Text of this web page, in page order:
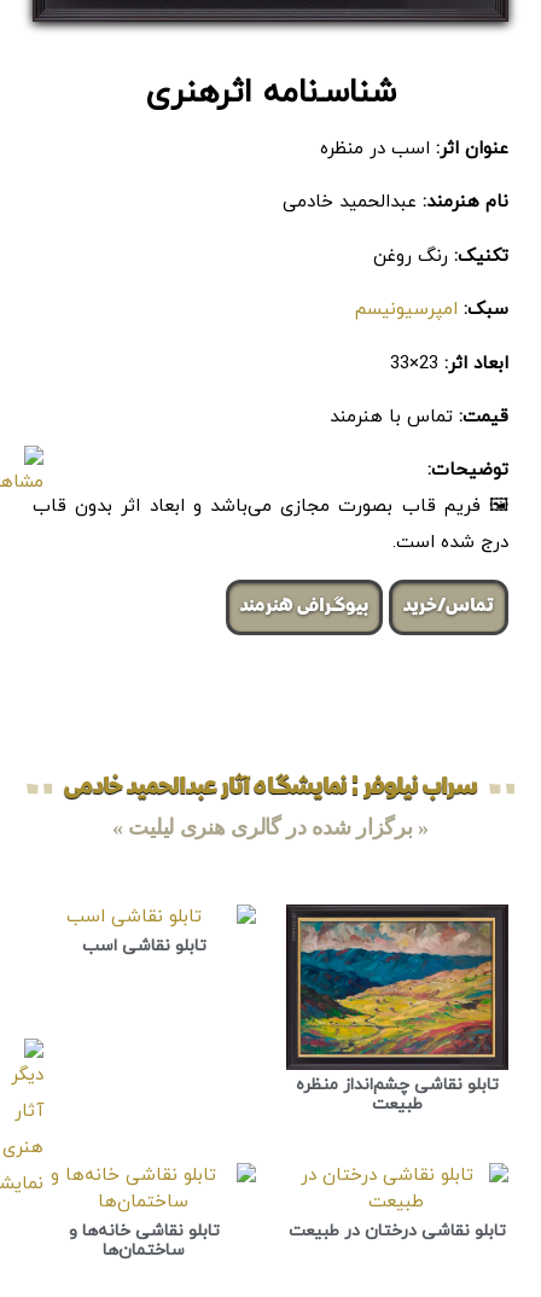
شناسـ‌نامه اثرهنری
عنوان اثر: اسب در منظره
نام هنرمند: عبدالحمید خادمی
تکنیک: رنگ روغن
سبک: امپرسیونیسم
ابعاد اثر: 23×33
قیمت: تماس با هنرمند
توضیحات:
🖼 فریم قاب بصورت مجازی می‌باشد و ابعاد اثر بدون قاب
درج شده است.
تماس/خرید بیوگرافی هنرمند
سراب نیلوفر ¦ نمایشگاه آثار عبدالحمید خادمی
« برگزار شده در گالری هنری لیلیت »
تابلو نقاشی چشم‌انداز منظره
طبیعت
تابلو نقاشی اسب
تابلو نقاشی درختان در طبیعت
تابلو نقاشی خانه‌ها و
ساختمان‌ها